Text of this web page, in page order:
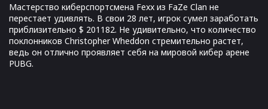
Мастерство киберспортсмена Fexx из FaZe Clan не
перестает удивлять. В свои 28 лет, игрок сумел заработать
приблизительно $ 201182. Не удивительно, что количество
поклонников Christopher Wheddon стремительно растет,
ведь он отлично проявляет себя на мировой кибер арене
PUBG.